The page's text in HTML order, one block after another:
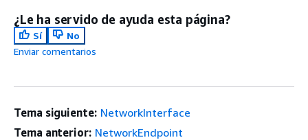
¿Le ha servido de ayuda esta página?
Sí
No
Enviar comentarios
Tema siguiente: NetworkInterface
Tema anterior: NetworkEndpoint